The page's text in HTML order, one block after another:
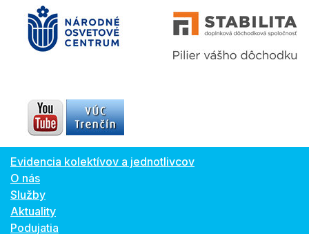
Evidencia kolektívov a jednotlivcov
O nás
Služby
Aktuality
Podujatia